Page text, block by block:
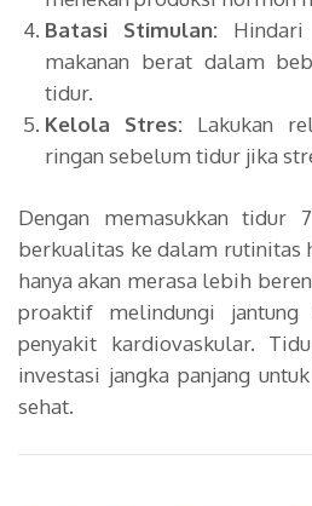
Batasi Stimulan:
makanan berat dalam
tidur.
Kelola Stres: Lakukan
ringan sebelum tidur jika
Dengan memasukkan tidur
berkualitas ke dalam rutinitas
hanya akan merasa lebih
proaktif melindungi
penyakit kardiovaskular.
investasi jangka panjang
sehat.